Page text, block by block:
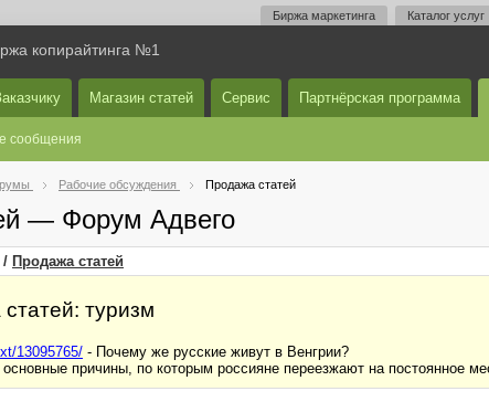
Биржа маркетинга Каталог услуг
копирайтинга №1
Магазин статей Сервис Партнёрская программа
сообщения
Рабочие обсуждения Продажа статей
— Форум Адвего
/ Продажа статей
туризм
13095765/ - Почему же русские живут в Венгрии?
причины, по которым россияне переезжают на постоянное